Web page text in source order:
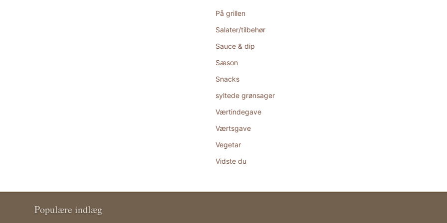
På grillen
Salater/tilbehør
Sauce & dip
Sæson
Snacks
syltede grønsager
Værtindegave
Værtsgave
Vegetar
Vidste du
Populære indlæg